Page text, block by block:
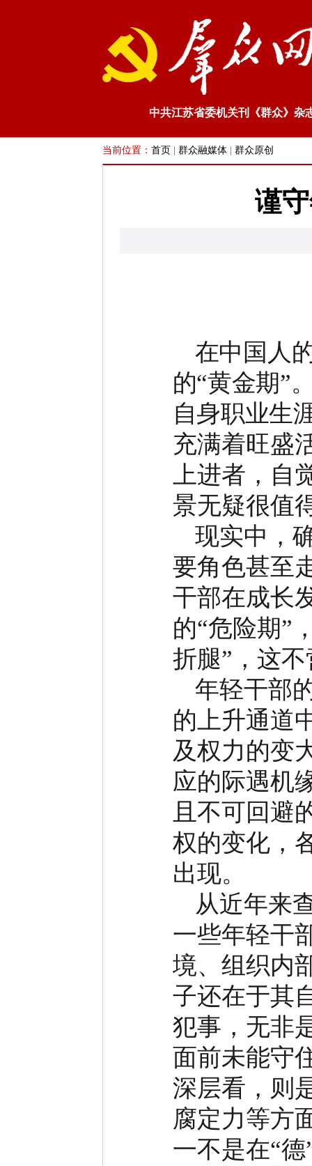
中共江苏省委机关刊《群众》杂
当前位置： 首页 群众融媒体| 群众原创
谨
在中国人
的“黄金期”
自身职业生
充满着旺盛
上进者，自
景无疑很值
现实中，
要角色甚至
干部在成长
的“危险期”
折腿” ，这
年轻干部
的上升通道
及权力的变
应的际遇机
且不可回避
权的变化，
出现。
从近年来
一些年轻干
境、组织内
子还在于其
犯事，无非
面前未能守
深层看，则
腐定力等方
一不是在“德